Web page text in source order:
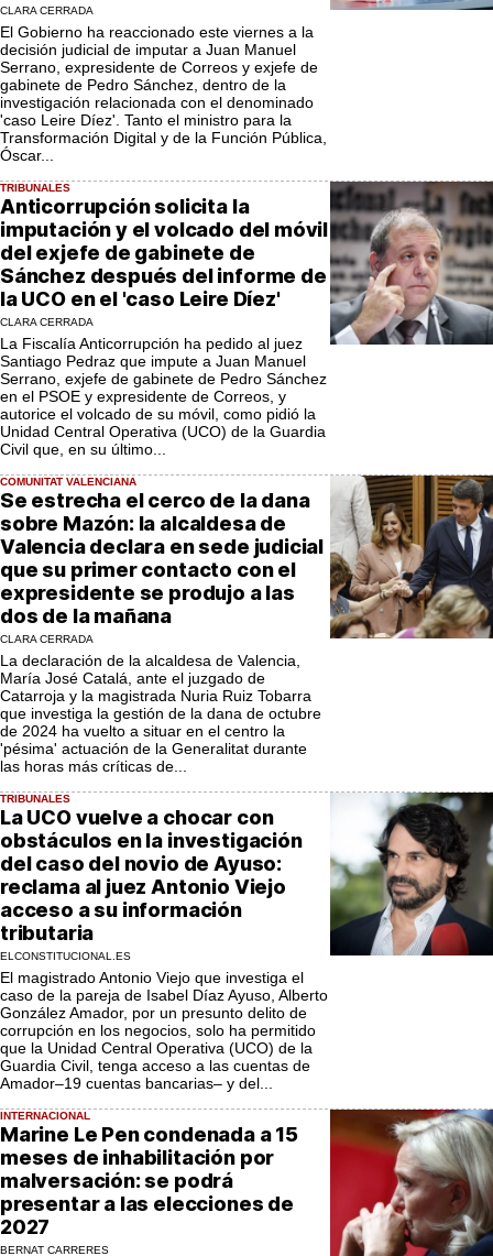
CLARA CERRADA
El Gobierno ha reaccionado este viernes a la
decisión judicial de imputar a Juan Manuel
Serrano, expresidente de Correos y exjefe de
gabinete de Pedro Sánchez, dentro de la
investigación relacionada con el denominado
'caso Leire Díez'. Tanto el ministro para la
Transformación Digital y de la Función Pública,
Óscar...
TRIBUNALES
Anticorrupción solicita la
imputación y el volcado del móvil
del exjefe de gabinete de
Sánchez después del informe de
la UCO en el 'caso Leire Díez'
CLARA CERRADA
La Fiscalía Anticorrupción ha pedido al juez
Santiago Pedraz que impute a Juan Manuel
Serrano, exjefe de gabinete de Pedro Sánchez
en el PSOE y expresidente de Correos, y
autorice el volcado de su móvil, como pidió la
Unidad Central Operativa (UCO) de la Guardia
Civil que, en su último...
COMUNITAT VALENCIANA
Se estrecha el cerco de la dana
sobre Mazón: la alcaldesa de
Valencia declara en sede judicial
que su primer contacto con el
expresidente se produjo a las
dos de la mañana
CLARA CERRADA
La declaración de la alcaldesa de Valencia,
María José Catalá, ante el juzgado de
Catarroja y la magistrada Nuria Ruiz Tobarra
que investiga la gestión de la dana de octubre
de 2024 ha vuelto a situar en el centro la
'pésima' actuación de la Generalitat durante
las horas más críticas de...
TRIBUNALES
La UCO vuelve a chocar con
obstáculos en la investigación
del caso del novio de Ayuso:
reclama al juez Antonio Viejo
acceso a su información
tributaria
ELCONSTITUCIONAL.ES
El magistrado Antonio Viejo que investiga el
caso de la pareja de Isabel Díaz Ayuso, Alberto
González Amador, por un presunto delito de
corrupción en los negocios, solo ha permitido
que la Unidad Central Operativa (UCO) de la
Guardia Civil, tenga acceso a las cuentas de
Amador–19 cuentas bancarias– y del...
INTERNACIONAL
Marine Le Pen condenada a 15
meses de inhabilitación por
malversación: se podrá
presentar a las elecciones de
2027
BERNAT CARRERES